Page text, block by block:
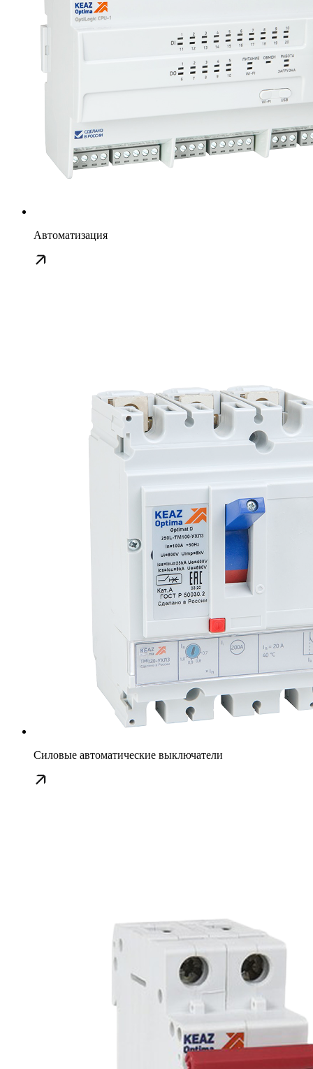
Автоматизация
Силовые автоматические выключатели